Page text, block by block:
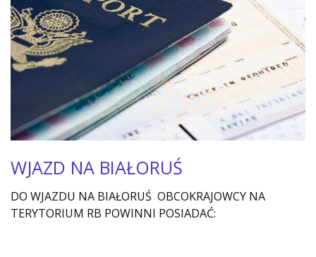
WJAZD NA BIAŁORUŚ
DO WJAZDU NA BIAŁORUŚ OBCOKRAJOWCY NA
TERYTORIUM RB POWINNI POSIADAĆ: